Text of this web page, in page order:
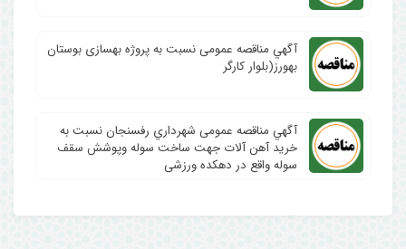
آگهي مناقصه عمومی نسبت به پروژه بهسازی بوستان
بهورز(بلوار کارگر
آگهي مناقصه عمومی شهرداري رفسنجان نسبت به
خرید آهن آلات جهت ساخت سوله وپوشش سقف
سوله واقع در دهکده ورزشی